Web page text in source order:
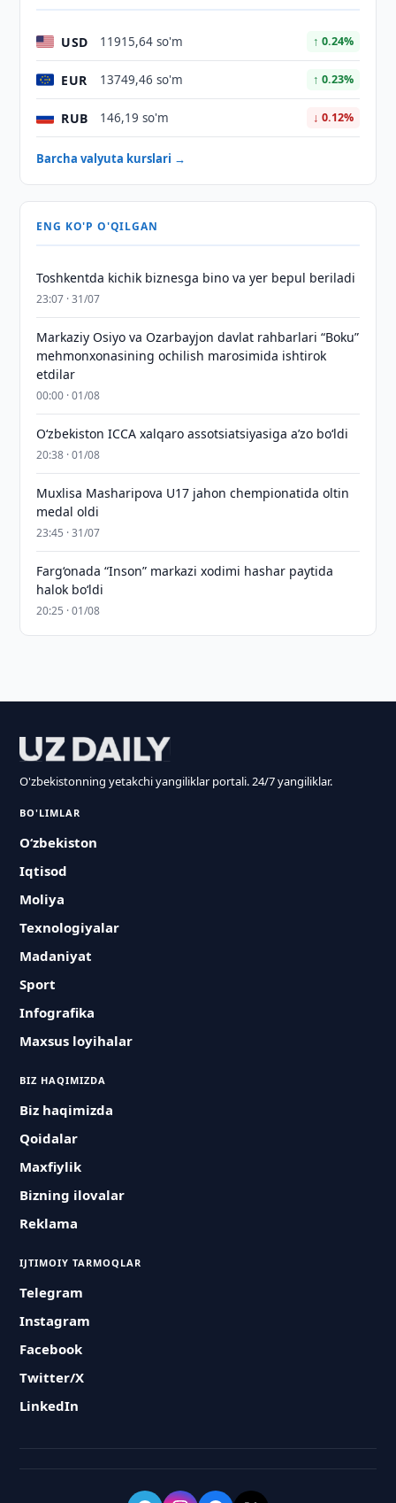
USD 11915,64 so'm ↑ 0.24%
EUR 13749,46 so'm ↑ 0.23%
RUB 146,19 so'm ↓ 0.12%
Barcha valyuta kurslari →
ENG KO'P O'QILGAN
Toshkentda kichik biznesga bino va yer bepul beriladi
23:07 · 31/07
Markaziy Osiyo va Ozarbayjon davlat rahbarlari “Boku”
mehmonxonasining ochilish marosimida ishtirok
etdilar
00:00 · 01/08
O‘zbekiston ICCA xalqaro assotsiatsiyasiga aʼzo bo‘ldi
20:38 · 01/08
Muxlisa Masharipova U17 jahon chempionatida oltin
medal oldi
23:45 · 31/07
Farg‘onada “Inson” markazi xodimi hashar paytida
halok bo‘ldi
20:25 · 01/08
O'zbekistonning yetakchi yangiliklar portali. 24/7 yangiliklar.
BO'LIMLAR
O‘zbekiston
Iqtisod
Moliya
Texnologiyalar
Madaniyat
Sport
Infografika
Maxsus loyihalar
BIZ HAQIMIZDA
Biz haqimizda
Qoidalar
Maxfiylik
Bizning ilovalar
Reklama
IJTIMOIY TARMOQLAR
Telegram
Instagram
Facebook
Twitter/X
LinkedIn